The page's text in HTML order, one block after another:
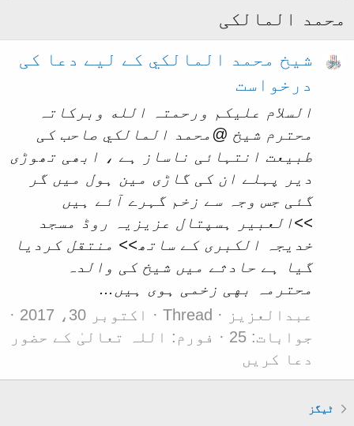
محمد المالکی
شیخ محمد المالكي کے لیے دعا کی
درخواست
السلام عليكم ورحمتہ الله وبركاتہ
محترم شیخ @محمد المالكي صاحب کی
طبیعت انتہائی ناساز ہے ، ابھی تھوڑی
دیر پہلے ان کی گاڑی مین ہول میں گر
گئی جس وجہ سے زخم گہرے آئے ہیں
>>العبير ہسپتال عزيزيہ روڈ مسجد
خديجہ الكبرى کے ساتھ>> منتقل کردیا
گیا ہے حادثے میں شیخ کی والدہ
محترمہ بهی زخمی ہوی ہیں...
عبدالعزيز
Thread
اکتوبر 30، 2017
جوابات: 25
فورم: اللہ تعالیٰ کے حضور
دعا کریں
ٹیگز